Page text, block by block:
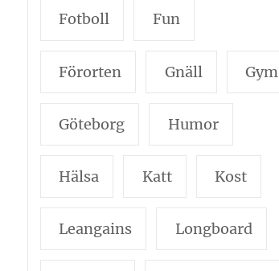
Fotboll Fun
Förorten Gnäll Gym
Göteborg Humor
Hälsa Katt Kost
Leangains Longboard